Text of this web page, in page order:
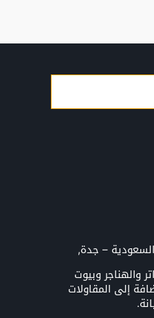
– جدة,
والهناجر وبيوت
إلى المقاولات